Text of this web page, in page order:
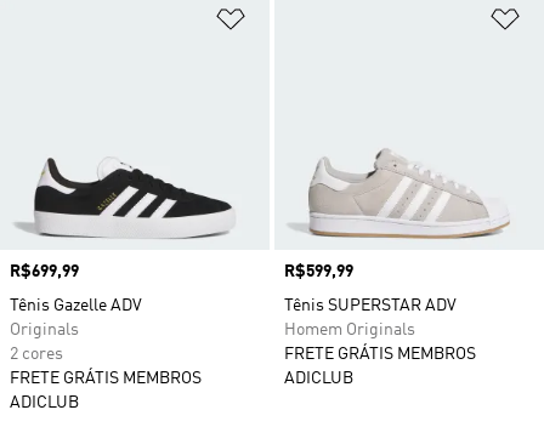
Preço
R$699,99
Tênis Gazelle ADV
Originals
2 cores
FRETE GRÁTIS MEMBROS
ADICLUB
Preço
R$599,99
Tênis SUPERSTAR ADV
Homem Originals
FRETE GRÁTIS MEMBROS
ADICLUB